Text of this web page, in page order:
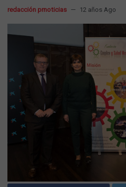
redacción prnoticias 12 años Ago